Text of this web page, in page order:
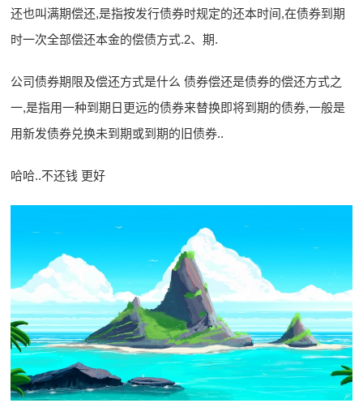
还也叫满期偿还,是指按发行债券时规定的还本时间,在债券到期
时一次全部偿还本金的偿债方式.2、期.
公司债券期限及偿还方式是什么 债券偿还是债券的偿还方式之
一,是指用一种到期日更远的债券来替换即将到期的债券,一般是
用新发债券兑换未到期或到期的旧债券..
哈哈..不还钱 更好